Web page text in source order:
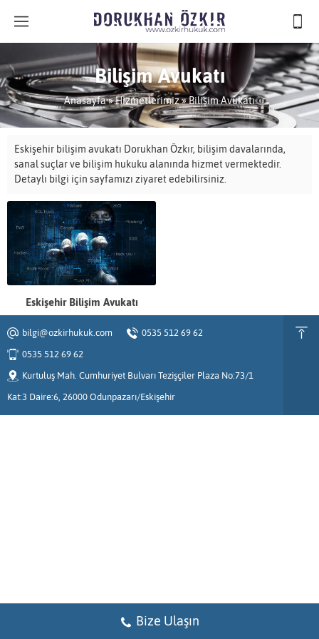
Bilişim Avukatı
Anasayfa»Hizmetlerimiz»Bilişim Avukatı
Eskişehir bilişim avukatı Dorukhan Özkır, bilişim davalarında,
sanal suçlar ve bilişim hukuku alanında hizmet vermektedir.
Detaylı bilgi için sayfamızı ziyaret edebilirsiniz.
Eskişehir Bilişim Avukatı
bilgi@ozkirhukuk.com
0535 512 69 62
0535 512 69 62
Kurtuluş Mah. Cumhuriyet Bulvarı Tezişçiler Plaza No:73/1
Kat:3 Daire:6, 26000 Odunpazarı/Eskişehir
Bize Ulaşın